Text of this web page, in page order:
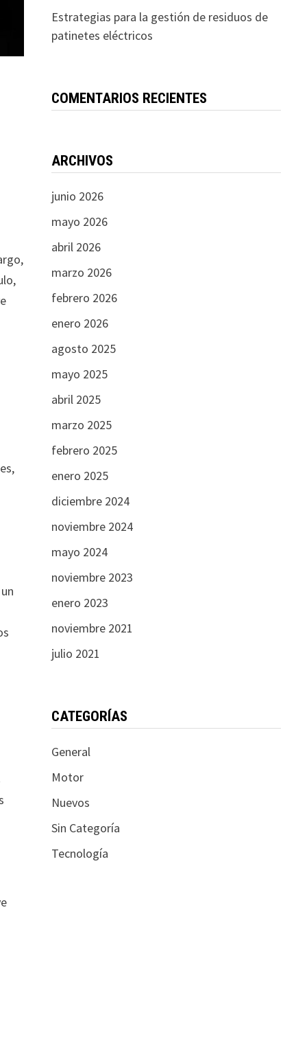
Estrategias para la gestión de residuos de
patinetes eléctricos
COMENTARIOS RECIENTES
ARCHIVOS
junio 2026
mayo 2026
abril 2026
marzo 2026
febrero 2026
enero 2026
agosto 2025
mayo 2025
abril 2025
marzo 2025
febrero 2025
enero 2025
diciembre 2024
noviembre 2024
mayo 2024
noviembre 2023
enero 2023
noviembre 2021
julio 2021
CATEGORÍAS
General
Motor
Nuevos
Sin Categoría
Tecnología